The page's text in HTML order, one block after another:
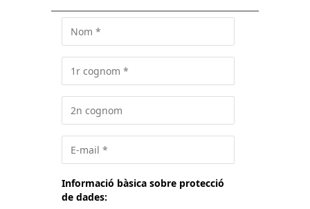
Informació bàsica sobre protecció
de dades: